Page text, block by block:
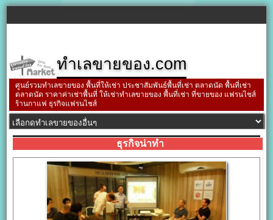
ทำเลขายของ.com
ศูนย์รวมทำเลขายของ พื้นที่ให้เช่า ประชาสัมพันธ์พื้นที่เช่า ตลาดนัด พื้นที่เช่า
ตลาดนัด ราคาค่าเช่าพื้นที่ ให้เช่าทำเลขายของ พื้นที่เช่า ที่ขายของ แฟรนไชส์
ร้านกาแฟ ธุรกิจแฟรนไชส์
ธุรกิจน่าทำ